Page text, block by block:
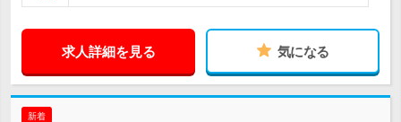
求人詳細を見る 気になる
新着